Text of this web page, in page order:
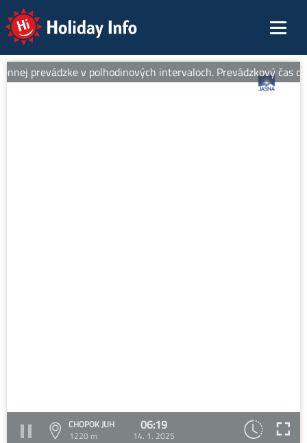
Holiday Info
prevádzke v polhodinových intervaloch. Prevádzkový čas od
CHOPOK JUH
1220 m
06:19
14. 1. 2025